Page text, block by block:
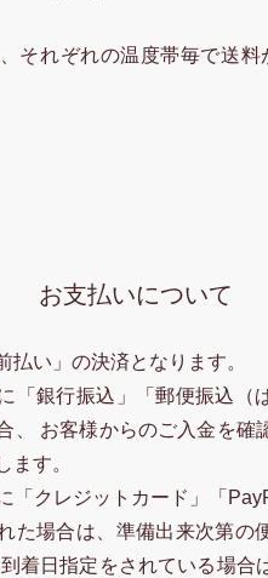
それぞれの温度帯毎で送料
お支払いについて
払い」の決済となります。
「銀行振込」「郵便振込（
、 お客様からのご入金を確
ます。
「クレジットカード」「
た場合は、準備出来次第の
着日指定をされている場合